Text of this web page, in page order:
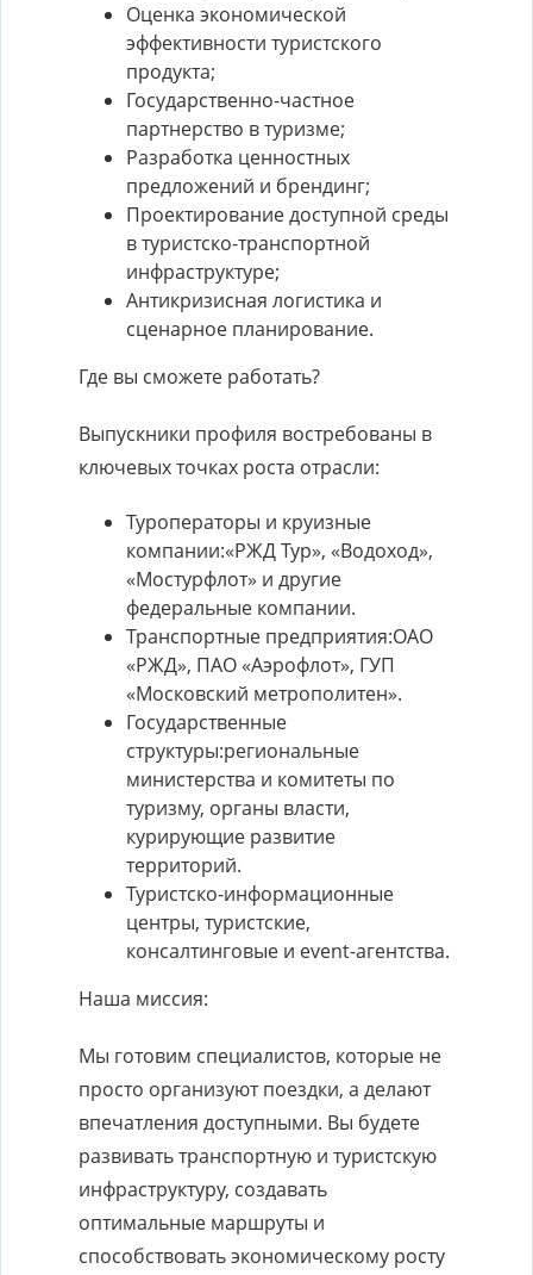
Оценка экономической
эффективности туристского
продукта;
Государственно-частное
партнерство в туризме;
Разработка ценностных
предложений и брендинг;
Проектирование доступной среды
в туристско-транспортной
инфраструктуре;
Антикризисная логистика и
сценарное планирование.
Где вы сможете работать?
Выпускники профиля востребованы в
ключевых точках роста отрасли:
Туроператоры и круизные
компании:«РЖД Тур», «Водоход»,
«Мостурфлот» и другие
федеральные компании.
Транспортные предприятия:ОАО
«РЖД», ПАО «Аэрофлот», ГУП
«Московский метрополитен».
Государственные
структуры:региональные
министерства и комитеты по
туризму, органы власти,
курирующие развитие
территорий.
Туристско-информационные
центры, туристские,
консалтинговые и event-агентства.
Наша миссия:
Мы готовим специалистов, которые не
просто организуют поездки, а делают
впечатления доступными. Вы будете
развивать транспортную и туристскую
инфраструктуру, создавать
оптимальные маршруты и
способствовать экономическому росту